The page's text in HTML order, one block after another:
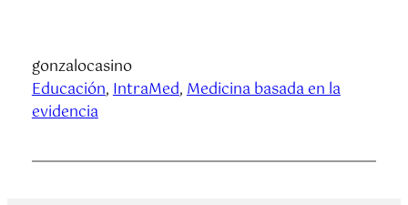
gonzalocasino
Educación, IntraMed, Medicina basada en la
evidencia